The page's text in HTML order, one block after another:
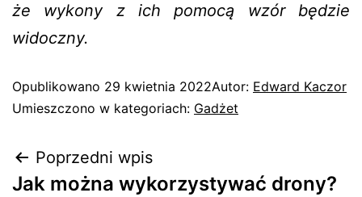
że wykony z ich pomocą wzór będzie
widoczny.
Opublikowano 29 kwietnia 2022Autor: Edward Kaczor
Umieszczono w kategoriach: Gadżet
Poprzedni wpis
Jak można wykorzystywać drony?